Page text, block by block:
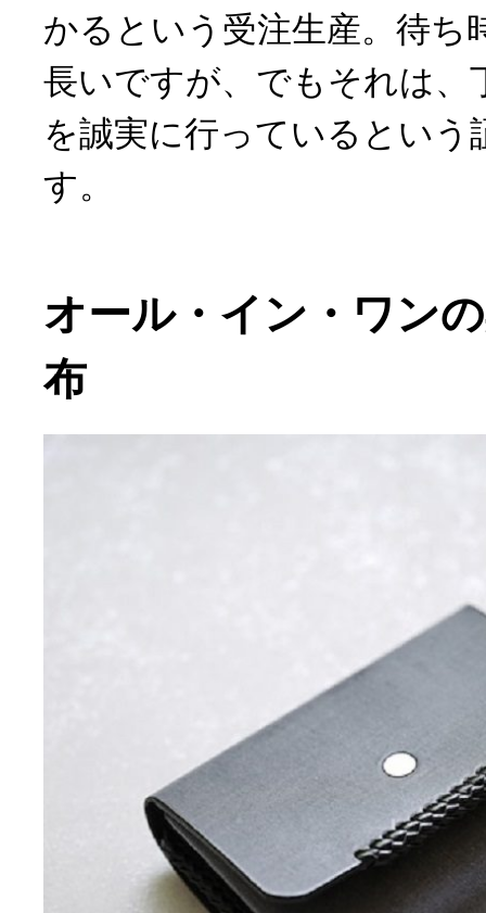
かるという受注生産。待ち
長いですが、でもそれは、
を誠実に行っているという
す。
オール・イン・ワン
布